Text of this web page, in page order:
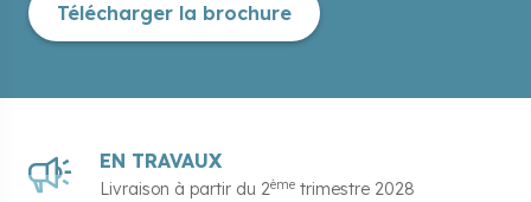
Télécharger la brochure
EN TRAVAUX
Livraison à partir du 2ème trimestre 2028